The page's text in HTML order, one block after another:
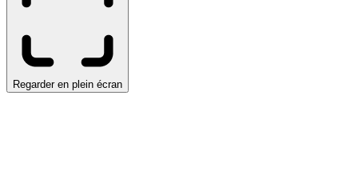
Regarder en plein écran